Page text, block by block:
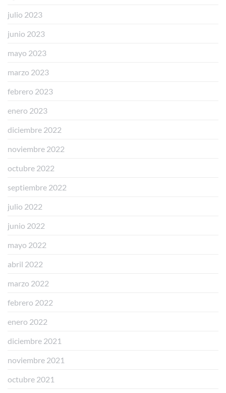
julio 2023
junio 2023
mayo 2023
marzo 2023
febrero 2023
enero 2023
diciembre 2022
noviembre 2022
octubre 2022
septiembre 2022
julio 2022
junio 2022
mayo 2022
abril 2022
marzo 2022
febrero 2022
enero 2022
diciembre 2021
noviembre 2021
octubre 2021